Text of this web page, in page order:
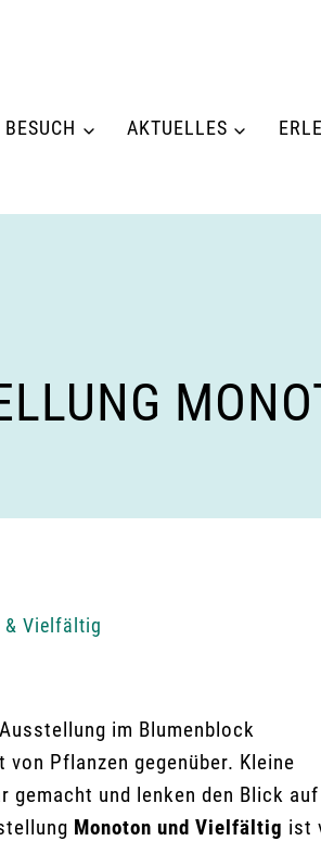
BESUCH AKTUELLES
& Vielfältig
im Blumenblock
Pflanzen gegenüber. Kleine
gemacht und lenken den Blick auf
Monoton und Vielfältig ist